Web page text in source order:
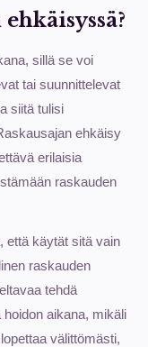
sillä se voi
tai suunnittelevat
siitä tulisi
ehkäisy
erilaisia
raskauden
että käytät sitä vain
raskauden
tehdä
aikana, mikäli
välittömästi,